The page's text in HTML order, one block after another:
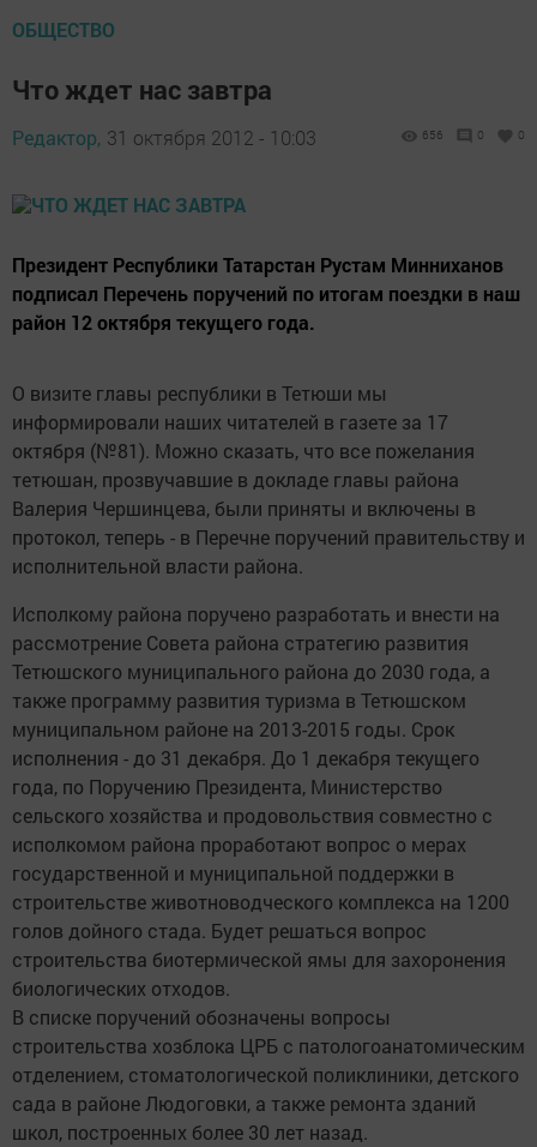
ОБЩЕСТВО
Что ждет нас завтра
Редактор, 31 октября 2012 - 10:03 656 0 0
Президент Республики Татарстан Рустам Минниханов
подписал Перечень поручений по итогам поездки в наш
район 12 октября текущего года.
О визите главы респуб­лики в Тетюши мы
информировали наших читателей в газете за 17
октября (№81). Можно сказать, что все пожелания
тетюшан, прозвучавшие в докладе главы района
Валерия Чершинцева, были приняты и включены в
протокол, теперь - в Перечне поручений правительству и
исполнительной власти района.
Исполкому района поручено разработать и внести на
рассмотрение Совета района стратегию развития
Тетюшского муниципального района до 2030 года, а
также программу развития туризма в Тетюшском
муниципальном районе на 2013-2015 годы. Срок
исполнения - до 31 декабря. До 1 декабря текущего
года, по Поручению Президента, Министерство
сельского хозяйства и продовольствия совместно с
исполкомом района проработают вопрос о мерах
государственной и муниципальной поддержки в
строительстве животноводческого комплекса на 1200
голов дойного стада. Будет решаться вопрос
строительства биотермической ямы для захоронения
биологических отходов.
В списке поручений обозначены вопросы
строительства хозблока ЦРБ с патологоанатомическим
отделением, стоматологической поликлиники, детского
сада в районе Людоговки, а также ремонта зданий
школ, построенных более 30 лет назад.